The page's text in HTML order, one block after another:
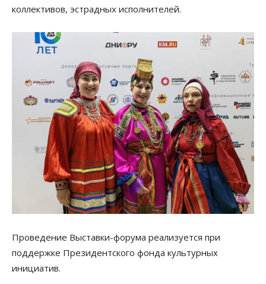
коллективов, эстрадных исполнителей.
Проведение Выставки-форума реализуется при
поддержке Президентского фонда культурных
инициатив.